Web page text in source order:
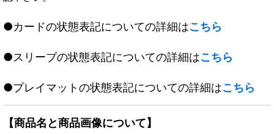
●カードの状態表記についての詳細はこちら
●スリーブの状態表記についての詳細はこちら
●プレイマットの状態表記についての詳細はこちら
【商品名と商品画像について】